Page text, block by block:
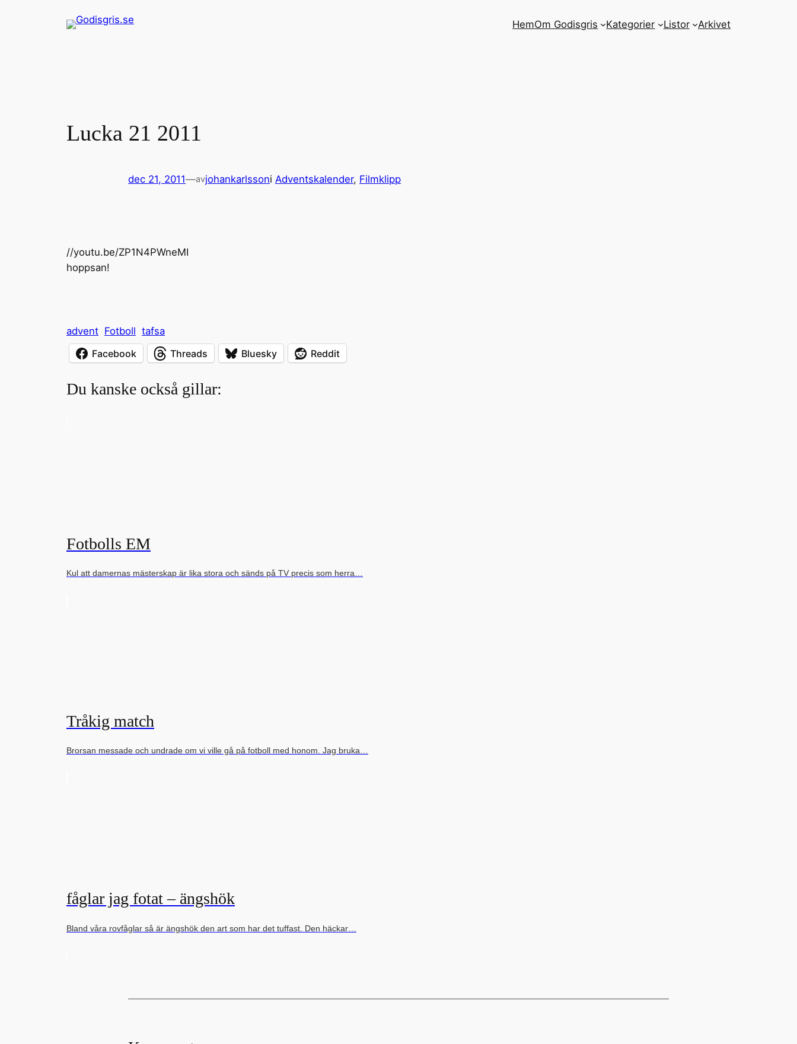
HemOm Godisgris Kategorier Listor Arkivet
Lucka 21 2011
dec 21, 2011—avjohankarlssoni Adventskalender, Filmklipp
//youtu.be/ZP1N4PWneMI
hoppsan!
advent Fotboll tafsa
Facebook
Threads Bluesky Reddit
Du kanske också gillar:
Fotbolls EM
Kul att damernas mästerskap är lika stora och sänds på TV precis som herra…
Tråkig match
Brorsan messade och undrade om vi ville gå på fotboll med honom. Jag bruka…
fåglar jag fotat – ängshök
Bland våra rovfåglar så är ängshök den art som har det tuffast. Den häckar…